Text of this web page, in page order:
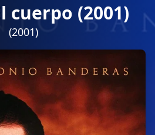
cuerpo (2001)
(2001)